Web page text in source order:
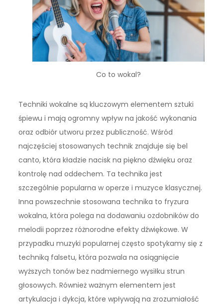
Co to wokal?
Techniki wokalne są kluczowym elementem sztuki
śpiewu i mają ogromny wpływ na jakość wykonania
oraz odbiór utworu przez publiczność. Wśród
najczęściej stosowanych technik znajduje się bel
canto, która kładzie nacisk na piękno dźwięku oraz
kontrolę nad oddechem. Ta technika jest
szczególnie popularna w operze i muzyce klasycznej.
Inna powszechnie stosowana technika to fryzura
wokalna, która polega na dodawaniu ozdobników do
melodii poprzez różnorodne efekty dźwiękowe. W
przypadku muzyki popularnej często spotykamy się z
techniką falsetu, która pozwala na osiągnięcie
wyższych tonów bez nadmiernego wysiłku strun
głosowych. Również ważnym elementem jest
artykulacja i dykcja, które wpływają na zrozumiałość